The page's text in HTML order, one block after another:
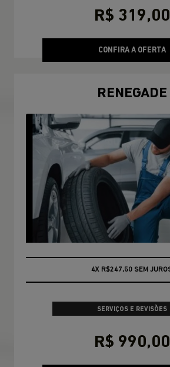
R$ 319,00
CONFIRA A OFERTA
RENEGADE
CONSULTE CONDIÇÕES
SERVIÇOS E REVISÕES
R$ 990,00